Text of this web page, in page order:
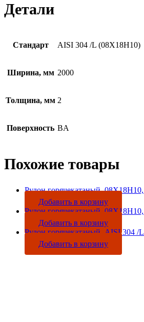
Детали
Стандарт AISI 304 /L (08Х18Н10)
Ширина, мм 2000
Толщина, мм 2
Поверхность BA
Похожие товары
Рулон горячекатаный,
Добавить в корзину
Рулон горячекатаный,
Добавить в корзину
Рулон горячекатаный, AISI 304
Добавить в корзину